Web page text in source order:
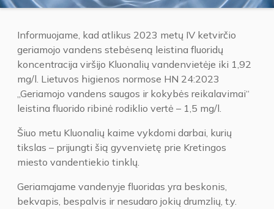
Informuojame, kad atlikus 2023 metų IV ketvirčio
geriamojo vandens stebėseną leistina fluoridų
koncentracija viršijo Kluonalių vandenvietėje iki 1,92
mg/l. Lietuvos higienos normose HN 24:2023
„Geriamojo vandens saugos ir kokybės reikalavimai“
leistina fluorido ribinė rodiklio vertė – 1,5 mg/l.
Šiuo metu Kluonalių kaime vykdomi darbai, kurių
tikslas – prijungti šią gyvenvietę prie Kretingos
miesto vandentiekio tinklų.
Geriamajame vandenyje fluoridas yra beskonis,
bekvapis, bespalvis ir nesudaro jokių drumzlių, t.y.